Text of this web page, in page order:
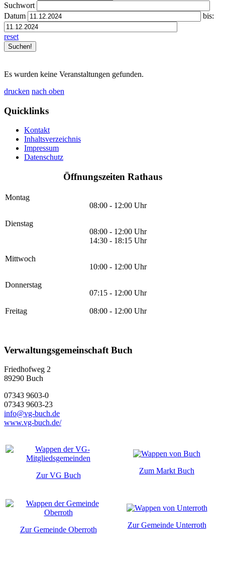
Suchwort
Datum
bis:
reset
Es wurden keine Veranstaltungen gefunden.
drucken nach oben
Quicklinks
Kontakt
Inhaltsverzeichnis
Impressum
Datenschutz
Öffnungszeiten Rathaus
Montag
08:00 - 12:00 Uhr
Dienstag
08:00 - 12:00 Uhr
14:30 - 18:15 Uhr
Mittwoch
10:00 - 12:00 Uhr
Donnerstag
07:15 - 12:00 Uhr
Freitag 08:00 - 12:00 Uhr
Verwaltungsgemeinschaft Buch
Friedhofweg 2
89290 Buch
07343 9603-0
07343 9603-23
info@vg-buch.de
www.vg-buch.de/
Zur VG Buch
Zum Markt Buch
Zur Gemeinde Oberroth
Zur Gemeinde Unterroth